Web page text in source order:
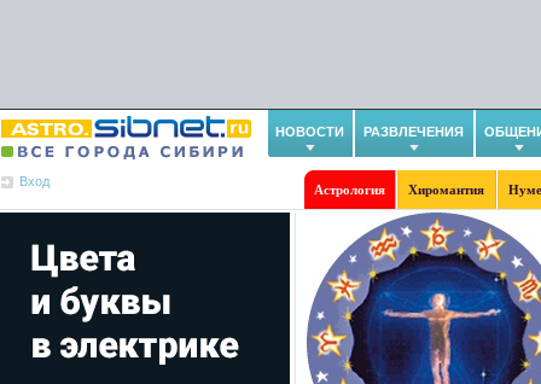
НОВОСТИ РАЗВЛЕЧЕНИЯ
Вход
Астрология Хиромантия